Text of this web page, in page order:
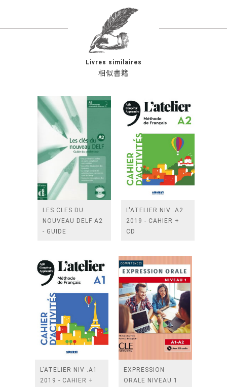
相似書籍
Livres similaires
LES CLES DU
NOUVEAU DELF A2
- GUIDE
L'ATELIER NIV .A2
2019 - CAHIER +
CD
L'ATELIER NIV .A1
2019 - CAHIER +
EXPRESSION
ORALE NIVEAU 1